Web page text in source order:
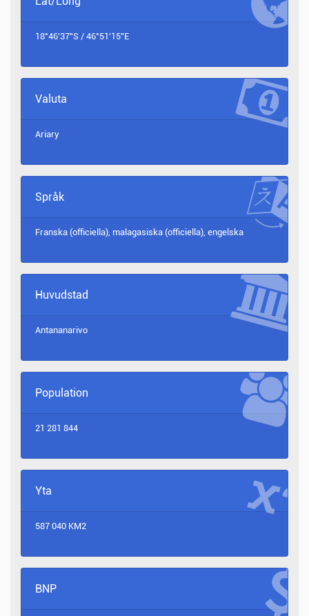
18°46'37"S / 46°51'15"E
Valuta
Ariary
Språk
Franska (officiella), malagasiska (officiella), engelska
Huvudstad
Antananarivo
Population
21 281 844
Yta
587 040 KM2
BNP